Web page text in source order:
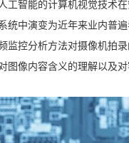
智能的计算机视觉技术
中演变为近年来业内普
控分析方法对摄像机拍
图像内容含义的理解以及